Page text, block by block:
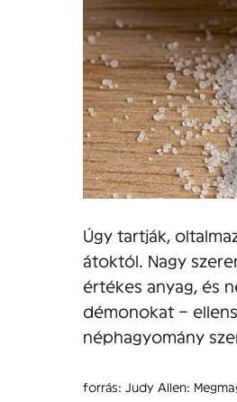
Úgy tartják,
átoktól. Nagy
értékes anyag, és
démonokat –
néphagyomány
forrás: Judy Allen: